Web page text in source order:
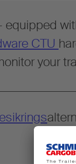
equipped
CTU
your